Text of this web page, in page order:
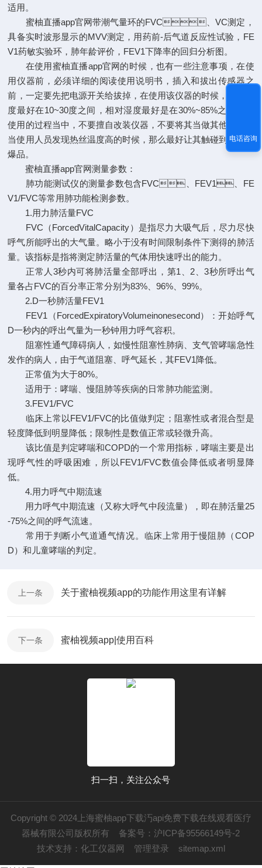
适用。
蜜柚直播app官网带潮气量环的FVC、VC测定，
具备实时波形显示的MVV测定，用药前-后气道反应性试验，FE
V1药敏实验环，肺年龄评价，FEV1下降率的回归分析图。
在使用蜜柚直播app官网的时候，也有一些注意事项，在使
用仪器前，必须详细的阅读使用说明书，插入和拔出传感器之
前，一定要先把电源开关给拔掉，在使用该仪器的时候，环境温
度最好在10~30度之间，相对湿度最好是在30%~85%之间。在
使用的过程当中，不要擅自改装仪器，不要将其当做其他用途，
当使用人员发现热丝温度高的时候，那么最好让其触碰到易燃易
爆品。
蜜柚直播app官网测量参数：
肺功能测试仪的测量参数包含FVC、FEV1、FE
V1/FVC等常用肺功能检测参数。
1.用力肺活量FVC
FVC（ForcedVitalCapacity）是指尽力大吸气后，尽力尽快
呼气所能呼出的大气量。略小于没有时间限制条件下测得的肺活
量。该指标是指将测定肺活量的气体用快速呼出的能力。
正常人3秒内可将肺活量全部呼出，第1、2、3秒所呼出气
量各占FVC的百分率正常分别为83%、96%、99%。
2.D一秒肺活量FEV1
FEV1（ForcedExpiratoryVolumeinonesecond）：开始呼气
D一秒内的呼出气量为一秒钟用力呼气容积。
阻塞性通气障碍病人，如慢性阻塞性肺病、支气管哮喘急性
发作的病人，由于气道阻塞、呼气延长，其FEV1降低。
正常值为大于80%。
适用于：哮喘、慢阻肺等疾病的日常肺功能监测。
3.FEV1/FVC
临床上常以FEV1/FVC的比值做判定；阻塞性或者混合型是
轻度降低到明显降低；限制性是数值正常或轻微升高。
该比值是判定哮喘和COPD的一个常用指标，哮喘主要是出
现呼气性的呼吸困难，所以FEV1/FVC数值会降低或者明显降
低。
4.用力呼气中期流速
用力呼气中期流速（又称大呼气中段流量），即在肺活量25
-75%之间的呼气流速。
常用于判断小气道通气情况。临床上常用于慢阻肺（COP
D）和儿童哮喘的判定。
上一条 关于蜜柚视频app的功能作用这里有详解
下一条 蜜柚视频app|使用百科
扫一扫，关注公众号
Copyright © 2024上海蜜柚app下载汅api免费下载在线观看医疗
器械有限公司版权所有 备案号：沪ICP备95566149号-2
技术支持： 化工仪器网 管理登录 sitemap.xml
电话咨询